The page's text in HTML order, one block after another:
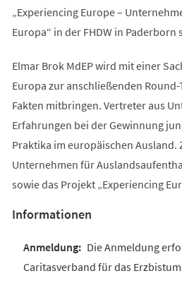
„Experiencing Europe –
Europa“ in der FHDW in Paderborn
Elmar Brok MdEP wird mit einer
Europa zur anschließenden
Fakten mitbringen. Vertreter aus
Erfahrungen bei der Gewinnung
Praktika im europäischen Ausland.
Unternehmen für
sowie das Projekt „Experiencing
Informationen
Die Anmeldung
Caritasverband für das